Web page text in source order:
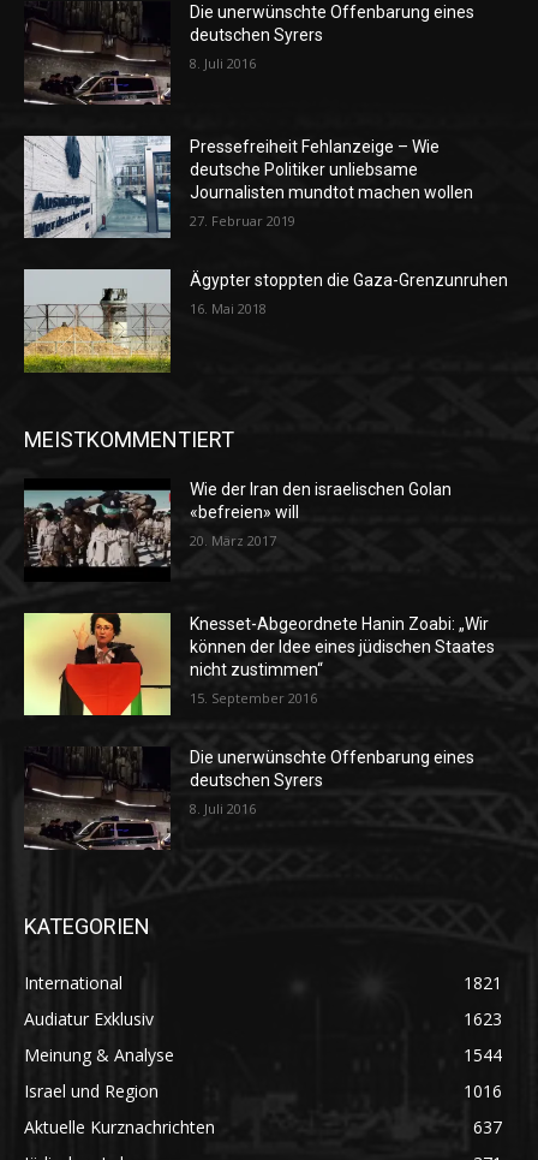
Die unerwünschte Offenbarung eines
deutschen Syrers
8. Juli 2016
Pressefreiheit Fehlanzeige – Wie
deutsche Politiker unliebsame
Journalisten mundtot machen wollen
27. Februar 2019
Ägypter stoppten die Gaza-Grenzunruhen
16. Mai 2018
MEISTKOMMENTIERT
Wie der Iran den israelischen Golan
«befreien» will
20. März 2017
Knesset-Abgeordnete Hanin Zoabi: „Wir
können der Idee eines jüdischen Staates
nicht zustimmen“
15. September 2016
Die unerwünschte Offenbarung eines
deutschen Syrers
8. Juli 2016
KATEGORIEN
International
1821
Audiatur Exklusiv
1623
Meinung & Analyse
1544
Israel und Region
1016
Aktuelle Kurznachrichten
637